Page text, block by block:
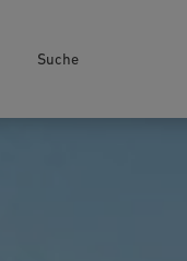
Suche